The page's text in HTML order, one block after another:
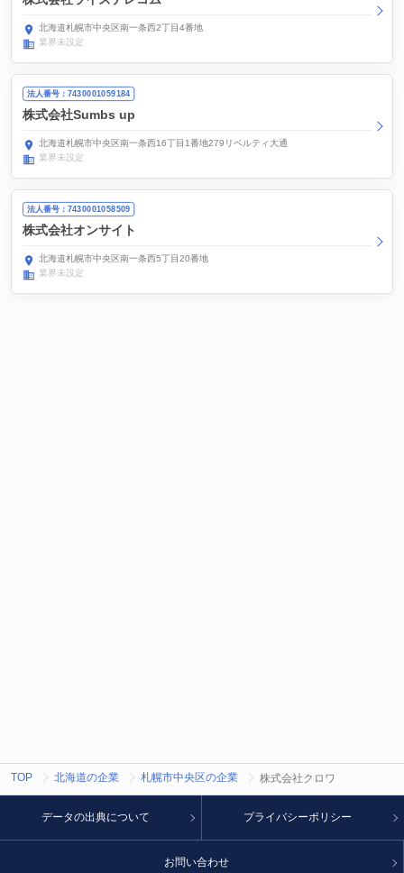
北海道札幌市中央区南一条西2丁目4番地
業界未設定
法人番号：7430001059184
株式会社Sumbs up
北海道札幌市中央区南一条西16丁目1番地279リベルティ大通
業界未設定
法人番号：7430001058509
株式会社オンサイト
北海道札幌市中央区南一条西5丁目20番地
業界未設定
TOP 北海道の企業 札幌市中央区の企業 株式会社クロワ
データの出典について プライバシーポリシー
お問い合わせ